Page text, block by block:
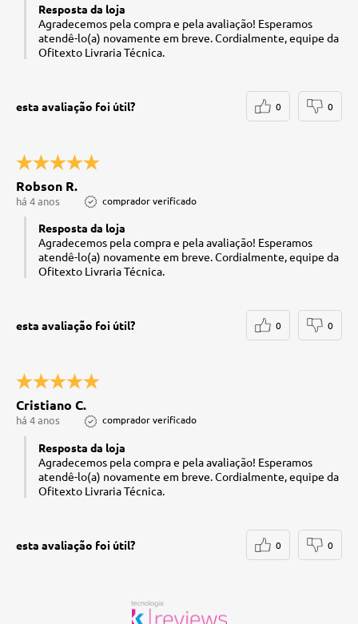
Resposta da loja
Agradecemos pela compra e pela avaliação! Esperamos
atendê-lo(a) novamente em breve. Cordialmente, equipe da
Ofitexto Livraria Técnica.
esta avaliação foi útil? 0 0
Robson R.
há 4 anos comprador verificado
Resposta da loja
Agradecemos pela compra e pela avaliação! Esperamos
atendê-lo(a) novamente em breve. Cordialmente, equipe da
Ofitexto Livraria Técnica.
esta avaliação foi útil? 0 0
Cristiano C.
há 4 anos comprador verificado
Resposta da loja
Agradecemos pela compra e pela avaliação! Esperamos
atendê-lo(a) novamente em breve. Cordialmente, equipe da
Ofitexto Livraria Técnica.
esta avaliação foi útil? 0 0